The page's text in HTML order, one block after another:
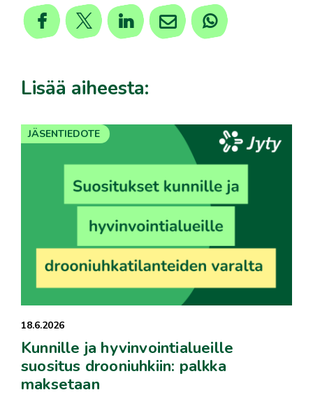
Lisää aiheesta:
18.6.2026
Kunnille ja hyvinvointialueille
suositus drooniuhkiin: palkka
maksetaan
JÄSENTIEDOTE